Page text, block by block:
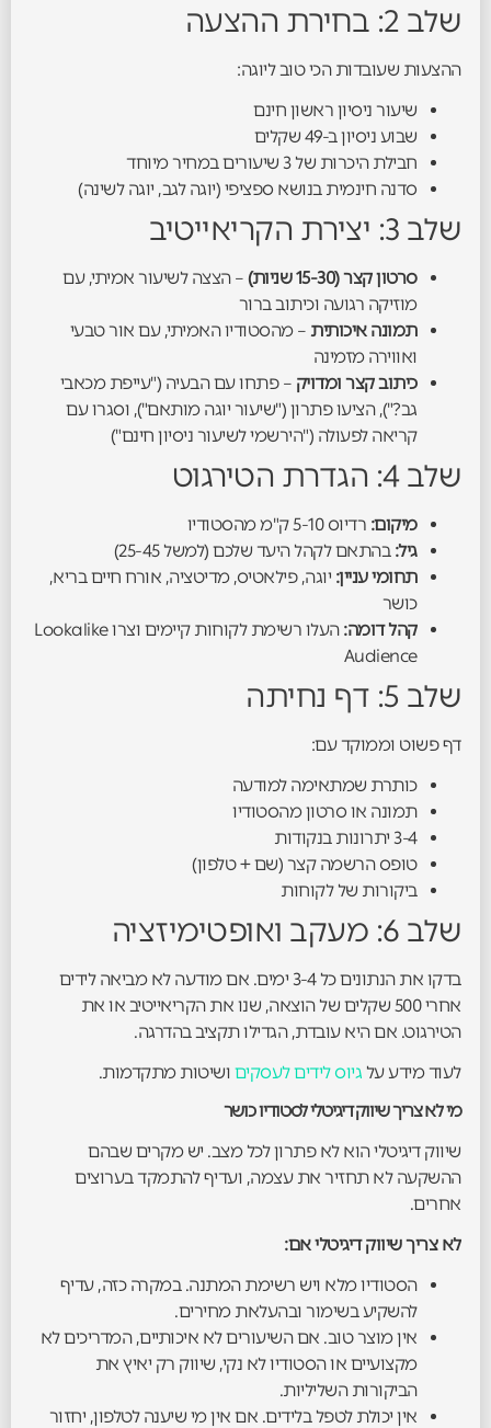
שלב 2: בחירת ההצעה
ההצעות שעובדות הכי טוב ליוגה:
שיעור ניסיון ראשון חינם
שבוע ניסיון ב-49 שקלים
חבילת היכרות של 3 שיעורים במחיר מיוחד
סדנה חינמית בנושא ספציפי (יוגה לגב, יוגה לשינה)
שלב 3: יצירת הקריאייטיב
סרטון קצר (15-30 שניות)
– הצצה לשיעור אמיתי, עם
מוזיקה רגועה וכיתוב ברור
תמונה איכותית– מהסטודיו האמיתי, עם אור טבעי
ואווירה מזמינה
כיתוב קצר ומדויק – פתחו עם הבעיה ("עייפת מכאבי
גב?"), הציעו פתרון ("שיעור יוגה מותאם"), וסגרו עם
קריאה לפעולה ("הירשמי לשיעור ניסיון חינם")
שלב 4: הגדרת הטירגוט
מיקום: רדיוס 5-10 ק"מ מהסטודיו
גיל: בהתאם לקהל היעד שלכם (למשל 25-45)
תחומי עניין: יוגה, פילאטיס, מדיטציה, אורח חיים בריא,
כושר
קהל דומה:
העלו רשימת לקוחות קיימים וצרו Lookalike
Audience
שלב 5: דף נחיתה
דף פשוט וממוקד עם:
כותרת שמתאימה למודעה
תמונה או סרטון מהסטודיו
3-4 יתרונות בנקודות
טופס הרשמה קצר (שם + טלפון)
ביקורות של לקוחות
שלב 6: מעקב ואופטימיזציה
בדקו את הנתונים כל 3-4 ימים. אם מודעה לא מביאה לידים
אחרי 500 שקלים של הוצאה, שנו את הקריאייטיב או את
הטירגוט. אם היא עובדת, הגדילו תקציב בהדרגה.
לעוד מידע על גיוס לידים לעסקים ושיטות מתקדמות.
מי לא צריך שיווק דיגיטלי לסטודיו כושר
שיווק דיגיטלי הוא לא פתרון לכל מצב. יש מקרים שבהם
ההשקעה לא תחזיר את עצמה, ועדיף להתמקד בערוצים
אחרים.
לא צריך שיווק דיגיטלי אם:
הסטודיו מלא ויש רשימת המתנה. במקרה כזה, עדיף
להשקיע בשימור ובהעלאת מחירים.
אין מוצר טוב. אם השיעורים לא איכותיים, המדריכים לא
מקצועיים או הסטודיו לא נקי, שיווק רק יאיץ את
הביקורות השליליות.
אין יכולת לטפל בלידים. אם אין מי שיענה לטלפון, יחזור